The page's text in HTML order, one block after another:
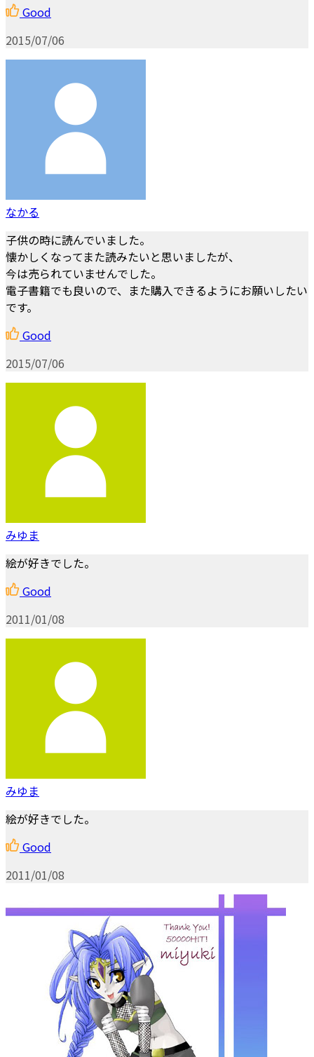
Good
2015/07/06
なかる
子供の時に読んでいました。
懐かしくなってまた読みたいと思いましたが、
今は売られていませんでした。
電子書籍でも良いので、また購入できるようにお願いしたい
です。
Good
2015/07/06
みゆま
絵が好きでした。
Good
2011/01/08
みゆま
絵が好きでした。
Good
2011/01/08